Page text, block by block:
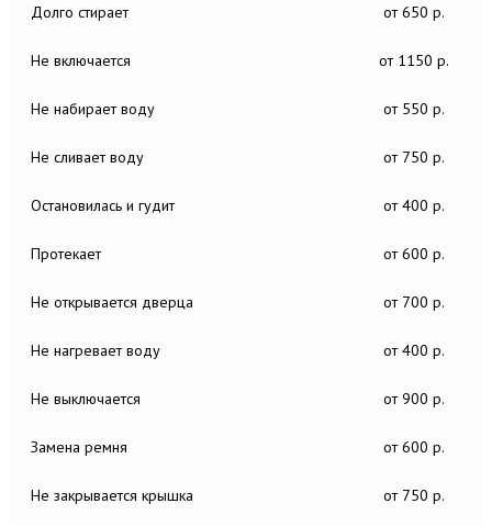
Долго стирает от 650 р.
Не включается от 1150 р.
Не набирает воду от 550 р.
Не сливает воду от 750 р.
Остановилась и гудит от 400 р.
Протекает от 600 р.
Не открывается дверца от 700 р.
Не нагревает воду от 400 р.
Не выключается от 900 р.
Замена ремня от 600 р.
Не закрывается крышка от 750 р.